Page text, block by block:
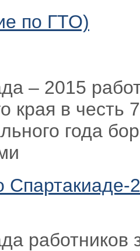
по ГТО)
– 2015
края в
года
Спартакиаде-
работников